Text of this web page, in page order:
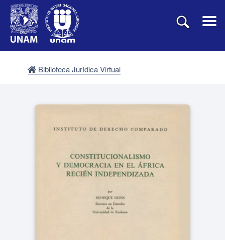
Biblioteca Jurídica Virtual